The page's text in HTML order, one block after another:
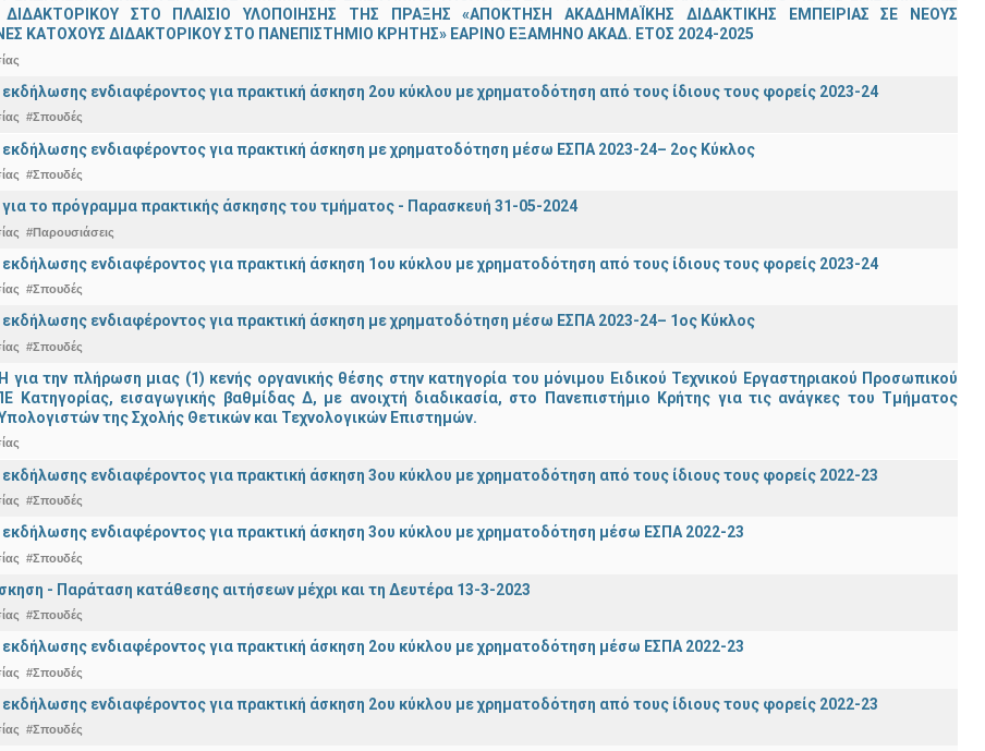
ΔΙΔΑΚΤΟΡΙΚΟΥ ΣΤΟ ΠΛΑΙΣΙΟ ΥΛΟΠΟΙΗΣΗΣ ΤΗΣ ΠΡΑΞΗΣ «ΑΠΟΚΤΗΣΗ ΑΚΑΔΗΜΑΪΚΗΣ ΔΙΔΑΚΤΙΚΗΣ ΕΜΠΕΙΡΙΑΣ ΣΕ ΝΕΟΥΣ
ΚΑΤΟΧΟΥΣ ΔΙΔΑΚΤΟΡΙΚΟΥ ΣΤΟ ΠΑΝΕΠΙΣΤΗΜΙΟ ΚΡΗΤΗΣ» ΕΑΡΙΝΟ ΕΞΑΜΗΝΟ ΑΚΑΔ. ΕΤΟΣ 2024-2025
ενδιαφέροντος για πρακτική άσκηση 2ου κύκλου με χρηματοδότηση από τους ίδιους τους φορείς 2023-24
#Σπουδές
ενδιαφέροντος για πρακτική άσκηση με χρηματοδότηση μέσω ΕΣΠΑ 2023-24– 2ος Κύκλος
#Σπουδές
το πρόγραμμα πρακτικής άσκησης του τμήματος - Παρασκευή 31-05-2024
#Παρουσιάσεις
ενδιαφέροντος για πρακτική άσκηση 1ου κύκλου με χρηματοδότηση από τους ίδιους τους φορείς 2023-24
#Σπουδές
ενδιαφέροντος για πρακτική άσκηση με χρηματοδότηση μέσω ΕΣΠΑ 2023-24– 1ος Κύκλος
#Σπουδές
την πλήρωση μιας (1) κενής οργανικής θέσης στην κατηγορία του μόνιμου Ειδικού Τεχνικού Εργαστηριακού Προσωπικού
Κατηγορίας, εισαγωγικής βαθμίδας Δ, με ανοιχτή διαδικασία, στο Πανεπιστήμιο Κρήτης για τις ανάγκες του Τμήματος
της Σχολής Θετικών και Τεχνολογικών Επιστημών.
ενδιαφέροντος για πρακτική άσκηση 3ου κύκλου με χρηματοδότηση από τους ίδιους τους φορείς 2022-23
#Σπουδές
ενδιαφέροντος για πρακτική άσκηση 3ου κύκλου με χρηματοδότηση μέσω ΕΣΠΑ 2022-23
#Σπουδές
- Παράταση κατάθεσης αιτήσεων μέχρι και τη Δευτέρα 13-3-2023
#Σπουδές
ενδιαφέροντος για πρακτική άσκηση 2ου κύκλου με χρηματοδότηση μέσω ΕΣΠΑ 2022-23
#Σπουδές
ενδιαφέροντος για πρακτική άσκηση 2ου κύκλου με χρηματοδότηση από τους ίδιους τους φορείς 2022-23
#Σπουδές